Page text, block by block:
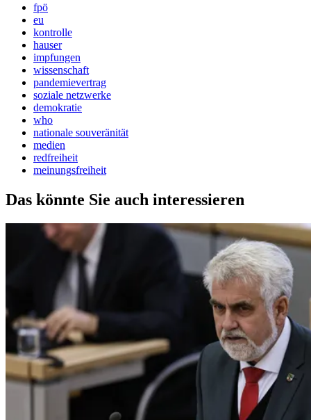
fpö
eu
kontrolle
hauser
impfungen
wissenschaft
pandemievertrag
soziale netzwerke
demokratie
who
nationale souveränität
medien
redfreiheit
meinungsfreiheit
Das könnte Sie auch interessieren